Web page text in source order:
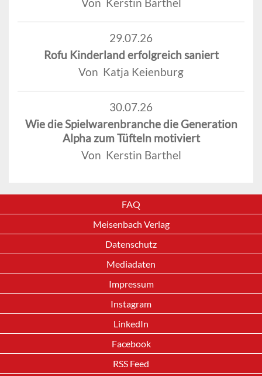
29.07.26
Rofu Kinderland erfolgreich saniert
Von Katja Keienburg
30.07.26
Wie die Spielwarenbranche die Generation
Alpha zum Tüfteln motiviert
Von Kerstin Barthel
FAQ
Meisenbach Verlag
Datenschutz
Mediadaten
Impressum
Instagram
LinkedIn
Facebook
RSS Feed